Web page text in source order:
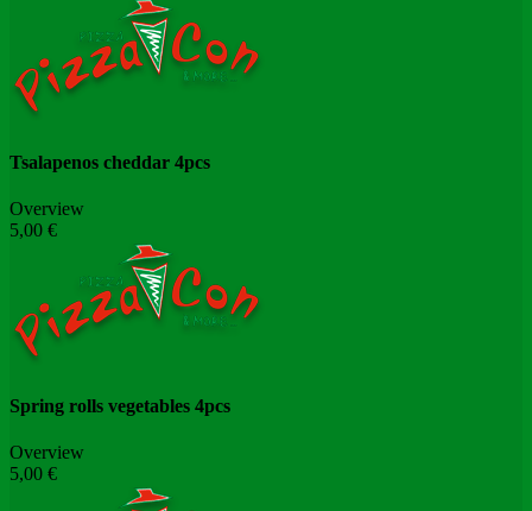
Tsalapenos cheddar 4pcs
Overview
5,00 €
Spring rolls vegetables 4pcs
Overview
5,00 €